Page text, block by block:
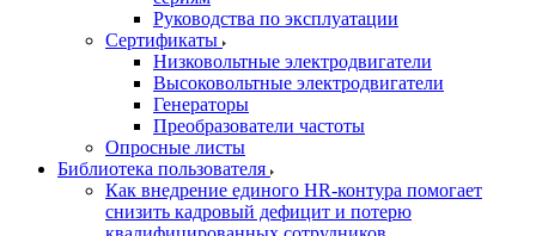
Руководства по эксплуатации
Сертификаты
Низковольтные электродвигатели
Высоковольтные электродвигатели
Генераторы
Преобразователи частоты
Опросные листы
Библиотека пользователя
Как внедрение единого HR-контура помогает
снизить кадровый дефицит и потерю